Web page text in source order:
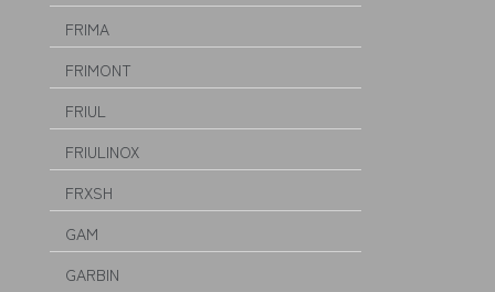
FRIMA
FRIMONT
FRIUL
FRIULINOX
FRXSH
GAM
GARBIN